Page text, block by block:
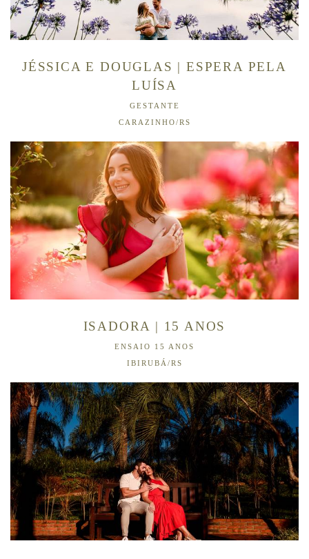
JÉSSICA E DOUGLAS | ESPERA PELA
LUÍSA
GESTANTE
CARAZINHO/RS
ISADORA | 15 ANOS
ENSAIO 15 ANOS
IBIRUBÁ/RS